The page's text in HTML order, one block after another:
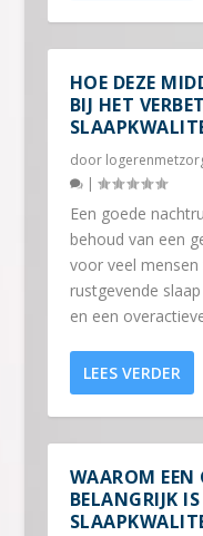
HOE DEZE
BIJ HET
door
|
Een goede
behoud van een
voor veel
rustgevende
en een
LEES VERDER
WAAROM EEN
BELANGRIJK